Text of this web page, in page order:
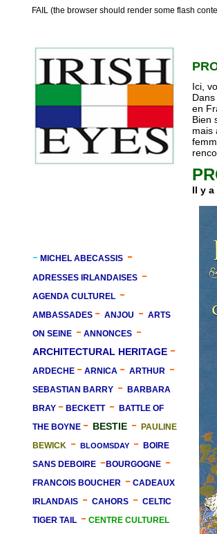
FAIL (the browser should render some flash
- MICHEL ABECASSIS -
ADRESSES IRLANDAISES -
AGENDA CULTUREL -
AMBASSADES - ANJOU - ARTS
ON SEINE - ANNONCES -
ARCHITECTURAL HERITAGE -
ARDECHE - ARNICA - ARTHUR -
SEBASTIAN BARRY - BARBARA
BRAY - BECKETT- BATTLE OF
THE BOYNE - BESTIE - PAULINE
BEWICK - BLOOMSDAY - BOIRE
SANS DEBOIRE -BOURGOGNE -
FRANCOIS BOUCHER - CADEAUX
IRLANDAIS - CAHORS - CELTIC
TIGER TAIL - CENTRE CULTUREL
Ici,
en
Bien
mais
Il y